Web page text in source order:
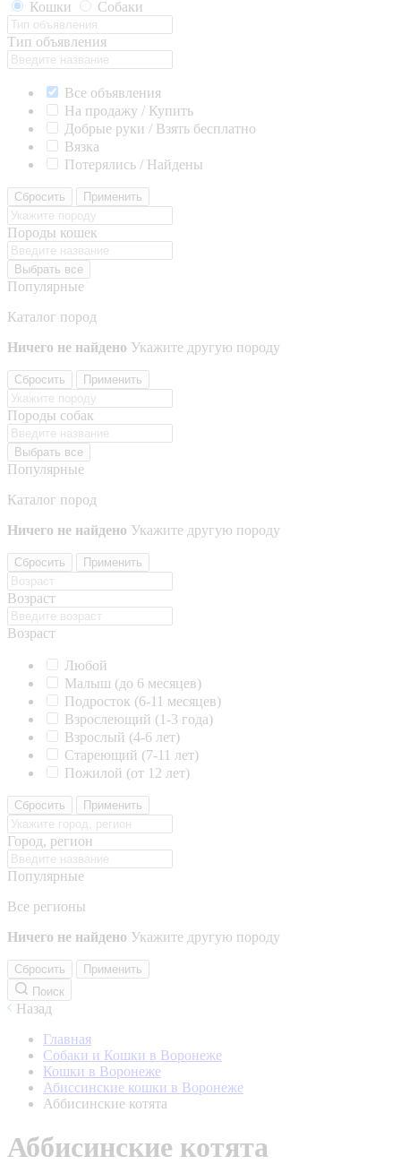
Кошки
Собаки
Тип объявления
Все объявления
На продажу / Купить
Добрые руки / Взять бесплатно
Вязка
Потерялись / Найдены
Сбросить Применить
Породы кошек
Выбрать все
Популярные
Каталог пород
Ничего не найдено Укажите другую породу
Сбросить Применить
Породы собак
Выбрать все
Популярные
Каталог пород
Ничего не найдено Укажите другую породу
Сбросить Применить
Возраст
Возраст
Любой
Малыш (до 6 месяцев)
Подросток (6-11 месяцев)
Взрослеющий (1-3 года)
Взрослый (4-6 лет)
Стареющий (7-11 лет)
Пожилой (от 12 лет)
Сбросить Применить
Город, регион
Популярные
Все регионы
Ничего не найдено Укажите другую породу
Сбросить
Применить
Поиск
Назад
Главная
Собаки и Кошки в Воронеже
Кошки в Воронеже
Абиссинские кошки в Воронеже
Аббисинские котята
Аббисинские котята